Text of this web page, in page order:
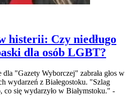
histerii: Czy niedługo
dla osób LGBT?
"Gazety Wyborczej" zabrała głos w
wydarzeń z Białegostoku. "Szlag
co się wydarzyło w Białymstoku." -